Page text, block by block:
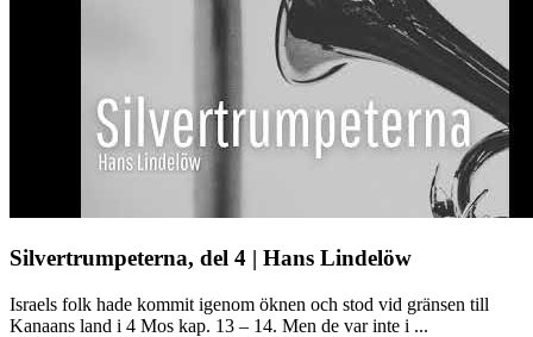
Silvertrumpeterna, del 4 | Hans Lindelöw
Israels folk hade kommit igenom öknen och stod vid gränsen till
Kanaans land i 4 Mos kap. 13 – 14. Men de var inte i ...